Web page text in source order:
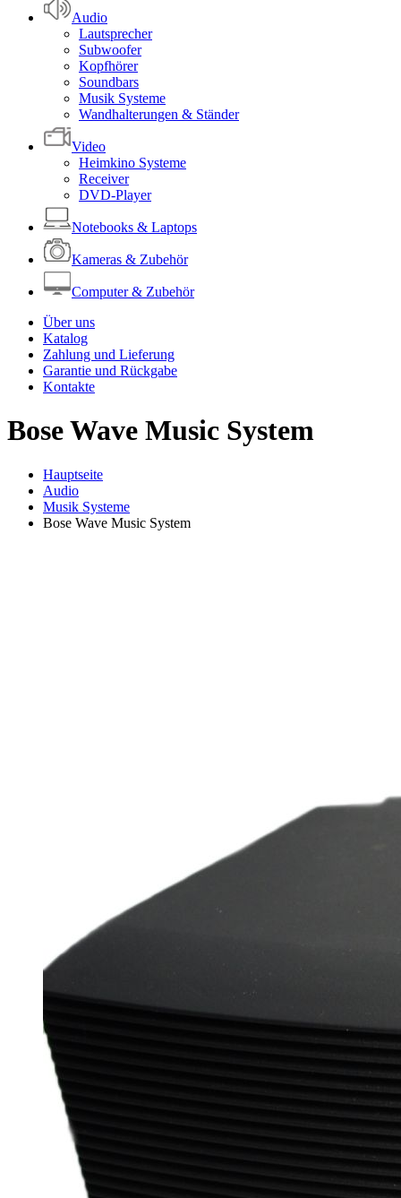
Audio
Lautsprecher
Subwoofer
Kopfhörer
Soundbars
Musik Systeme
Wandhalterungen & Ständer
Video
Heimkino Systeme
Receiver
DVD-Player
Notebooks & Laptops
Kameras & Zubehör
Computer & Zubehör
Über uns
Katalog
Zahlung und Lieferung
Garantie und Rückgabe
Kontakte
Bose Wave Music System
Hauptseite
Audio
Musik Systeme
Bose Wave Music System